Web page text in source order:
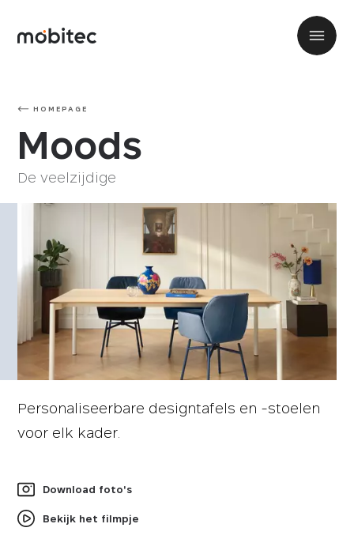
HOMEPAGE
Moods
De veelzijdige
Personaliseerbare designtafels en -stoelen
voor elk kader.
Download foto's
Bekijk het filmpje